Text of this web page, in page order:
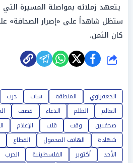
يتعهد زملائه بمواصلة المسيرة
ستظل شاهداً على «إصرار الصحافة»
كان الثمن.
شارك
الجعفراوي المنطقة شاب حرب
العالم
الظلم الدعاء قصف
صحفيين
وقت قلب الإعلام
شهادة
الهاتف المحمول القطاع
الأحد
أكتوبر الفلسطينية الحرب